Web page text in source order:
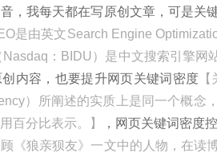
，我每天都在写原创文章，可是关
是由英文Search Engine
Nasdaq：BIDU）是中文搜索引擎网
内容，也要提升网页关键词密度
）所阐述的实质上是同一个概念
百分比表示。】
，网页关键词密度
顾《狼亲狈友》一文中的人物，在读